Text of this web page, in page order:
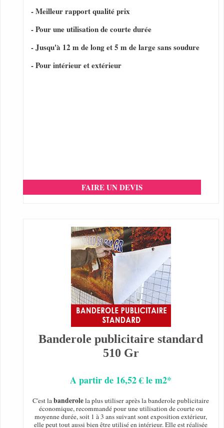
- Meilleur rapport qualité prix
- Pour une utilisation de courte durée
- Jusqu'à 12 m de long et 5 m de large sans soudure
- Pour intérieur et extérieur
FAIRE UN DEVIS
Banderole publicitaire standard
510 Gr
A partir de 16,52 € le m2*
C'est labanderolela plus utiliser après la banderole publicitaire
économique, recommandé pour une utilisation de courte ou
moyenne durée, soit 1 à 3 ans suivant sont exposition extérieur,
elle peut tout aussi bien être utilisé en intérieur. Elle est réalisée